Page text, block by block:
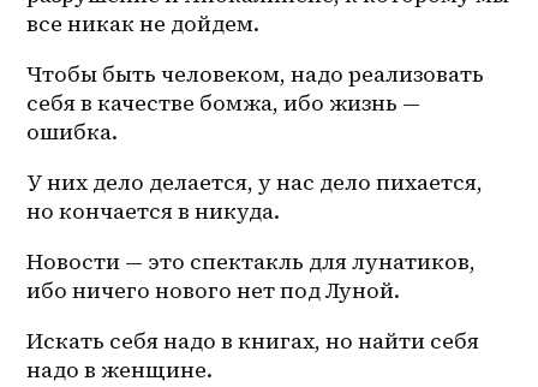
все никак не дойдем.
Чтобы быть человеком, надо реализовать
себя в качестве бомжа, ибо жизнь —
ошибка.
У них дело делается, у нас дело пихается,
но кончается в никуда.
Новости — это спектакль для лунатиков,
ибо ничего нового нет под Луной.
Искать себя надо в книгах, но найти себя
надо в женщине.